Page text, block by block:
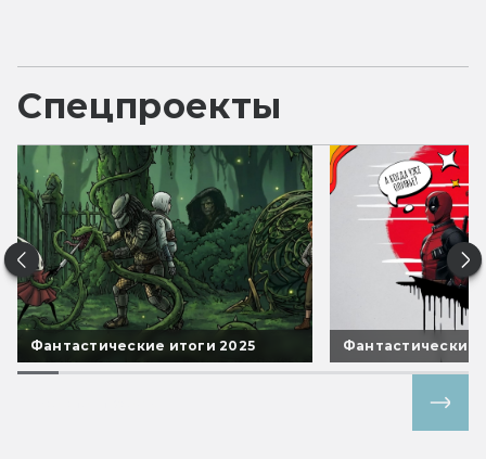
Спецпроекты
Фантастические итоги 2025 Фантастические